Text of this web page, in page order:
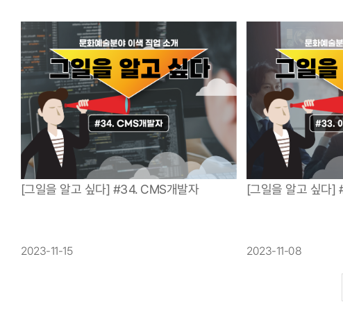
[그일을 알고 싶다] #34. CMS개발자
2023-11-15
[그일을 알고 싶다]
2023-11-08